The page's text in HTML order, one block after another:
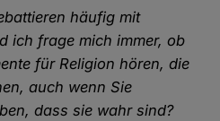
häufig mit
ich frage mich immer, ob
für Religion hören, die
auch wenn Sie
dass sie wahr sind?